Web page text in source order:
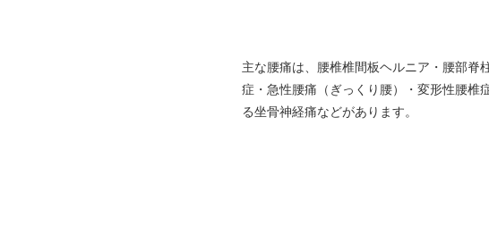
主な腰痛は、腰椎椎間板ヘルニア・腰部脊
症・急性腰痛（ぎっくり腰）・変形性腰椎
る坐骨神経痛などがあります。